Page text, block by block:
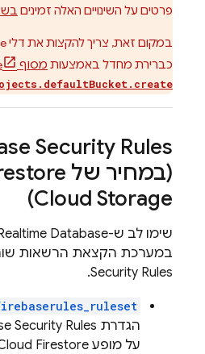
פרטים על השינויים האלה זמינים
במקום זאת, צריך להקצות את דלי
כברירת מחדל באמצעות מסוף
Security Rules
(במחיר של
Cloud Storage
)
שימו לב ש-Database
במערכת הקצאת הרשאות
Security Rules
.
הגדרת Security Rules
על מופע Firestore